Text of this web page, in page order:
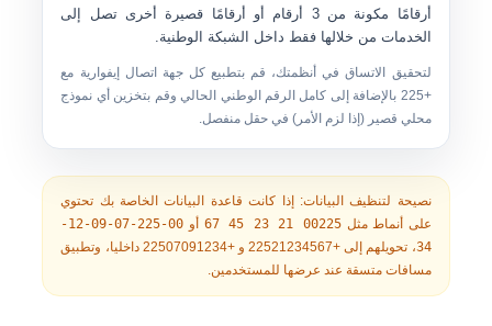
أرقامًا مكونة من 3 أرقام أو أرقامًا قصيرة أخرى تصل إلى
الخدمات من خلالها فقط داخل الشبكة الوطنية.
لتحقيق الاتساق في أنظمتك، قم بتطبيع كل جهة اتصال إيفوارية مع
+225
بالإضافة إلى كامل الرقم الوطني الحالي وقم بتخزين أي نموذج
محلي قصير (إذا لزم الأمر) في حقل منفصل.
نصيحة لتنظيف البيانات: إذا كانت قاعدة البيانات الخاصة بك تحتوي
على أنماط مثل00225 21 23 45 67 أو
00-225-07-09-12-
34، تحويلهم إلى +22521234567 و+22507091234
داخليا، وتطبيق
مسافات متسقة عند عرضها للمستخدمين.